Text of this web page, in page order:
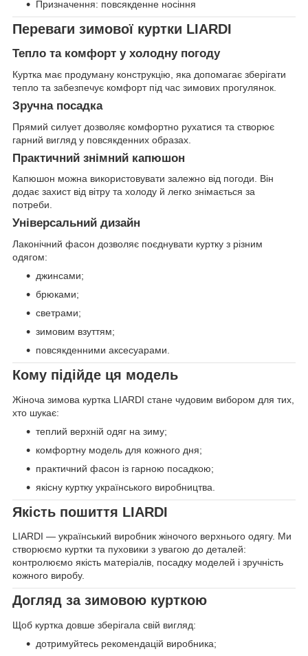
Призначення: повсякденне носіння
Переваги зимової куртки LIARDI
Тепло та комфорт у холодну погоду
Куртка має продуману конструкцію, яка допомагає зберігати
тепло та забезпечує комфорт під час зимових прогулянок.
Зручна посадка
Прямий силует дозволяє комфортно рухатися та створює
гарний вигляд у повсякденних образах.
Практичний знімний капюшон
Капюшон можна використовувати залежно від погоди. Він
додає захист від вітру та холоду й легко знімається за
потреби.
Універсальний дизайн
Лаконічний фасон дозволяє поєднувати куртку з різним
одягом:
джинсами;
брюками;
светрами;
зимовим взуттям;
повсякденними аксесуарами.
Кому підійде ця модель
Жіноча зимова куртка LIARDI стане чудовим вибором для тих,
хто шукає:
теплий верхній одяг на зиму;
комфортну модель для кожного дня;
практичний фасон із гарною посадкою;
якісну куртку українського виробництва.
Якість пошиття LIARDI
LIARDI — український виробник жіночого верхнього одягу. Ми
створюємо куртки та пуховики з увагою до деталей:
контролюємо якість матеріалів, посадку моделей і зручність
кожного виробу.
Догляд за зимовою курткою
Щоб куртка довше зберігала свій вигляд:
дотримуйтесь рекомендацій виробника;